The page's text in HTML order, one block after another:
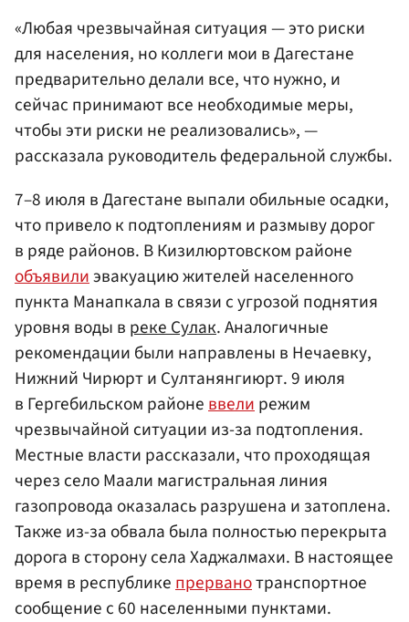
«Любая чрезвычайная ситуация — это риски
для населения, но коллеги мои в Дагестане
предварительно делали все, что нужно, и
сейчас принимают все необходимые меры,
чтобы эти риски не реализовались», —
рассказала руководитель федеральной службы.
7–8 июля в Дагестане выпали обильные осадки,
что привело к подтоплениям и размыву дорог
в ряде районов. В Кизилюртовском районе
объявилиэвакуацию жителей населенного
пункта Манапкала в связи с угрозой поднятия
уровня воды в реке Сулак. Аналогичные
рекомендации были направлены в Нечаевку,
Нижний Чирюрт и Султанянгиюрт. 9 июля
в Гергебильском районе ввели режим
чрезвычайной ситуации из-за подтопления.
Местные власти рассказали, что проходящая
через село Маали магистральная линия
газопровода оказалась разрушена и затоплена.
Также из-за обвала была полностью перекрыта
дорога в сторону села Хаджалмахи. В настоящее
время в республике прерванотранспортное
сообщение с 60 населенными пунктами.